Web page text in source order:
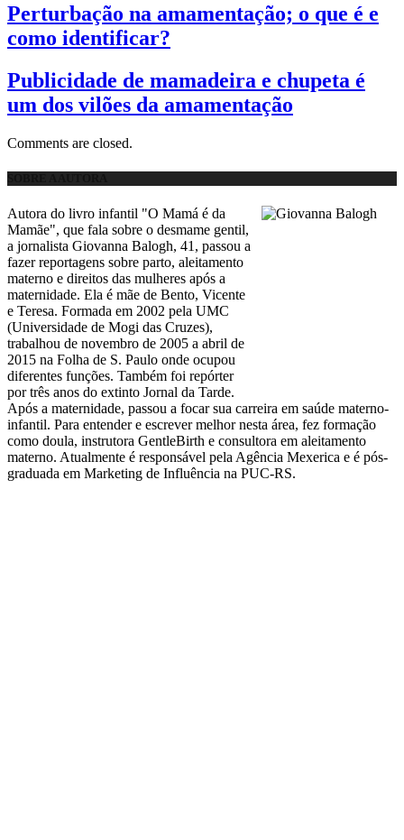
Perturbação na amamentação; o que é e
como identificar?
Publicidade de mamadeira e chupeta é
um dos vilões da amamentação
Comments are closed.
Autora do livro infantil "O Mamá é da
Mamãe", que fala sobre o desmame gentil,
a jornalista Giovanna Balogh, 41, passou a
fazer reportagens sobre parto, aleitamento
materno e direitos das mulheres após a
maternidade. Ela é mãe de Bento, Vicente
e Teresa. Formada em 2002 pela UMC
(Universidade de Mogi das Cruzes),
trabalhou de novembro de 2005 a abril de
2015 na Folha de S. Paulo onde ocupou
diferentes funções. Também foi repórter
por três anos do extinto Jornal da Tarde.
Após a maternidade, passou a focar sua carreira em saúde materno-
infantil. Para entender e escrever melhor nesta área, fez formação
como doula, instrutora GentleBirth e consultora em aleitamento
materno. Atualmente é responsável pela Agência Mexerica e é pós-
graduada em Marketing de Influência na PUC-RS.